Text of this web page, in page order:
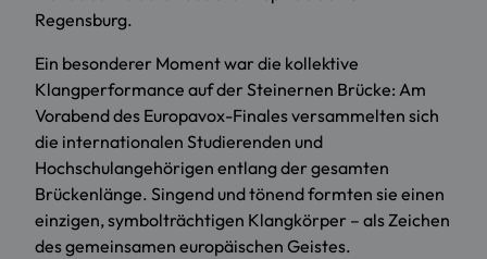
Regensburg.
Ein besonderer Moment war die kollektive
Klangperformance auf der Steinernen Brücke: Am
Vorabend des Europavox-Finales versammelten sich
die internationalen Studierenden und
Hochschulangehörigen entlang der gesamten
Brückenlänge. Singend und tönend formten sie einen
einzigen, symbolträchtigen Klangkörper – als Zeichen
des gemeinsamen europäischen Geistes.